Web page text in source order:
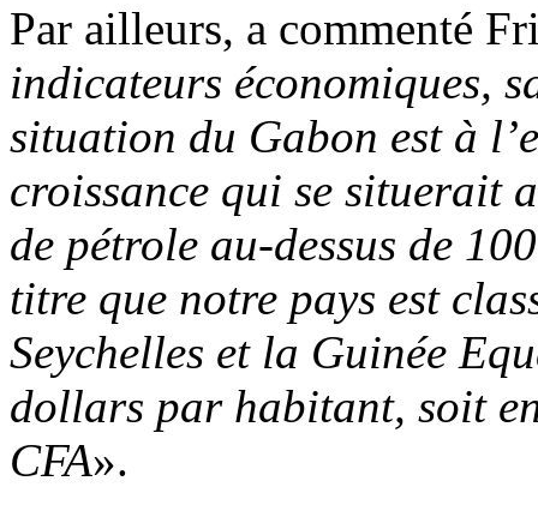
Par ailleurs, a commenté
indicateurs économiques,
situation du Gabon est à
croissance qui se situerait
de pétrole au-dessus de
titre que notre pays est
Seychelles et la Guinée
dollars par habitant, soit
CFA».